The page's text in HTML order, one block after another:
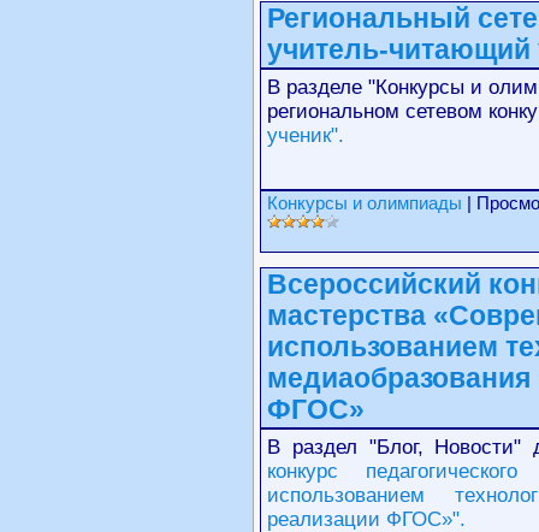
Региональный
учитель-читающий
В разделе "Конкурсы и
региональном сетевом
ученик".
Конкурсы и олимпиады |
Всероссийский
мастерства
использованием
ФГОС»
В раздел "Блог,
конкурс
использованием
реализации ФГОС»".